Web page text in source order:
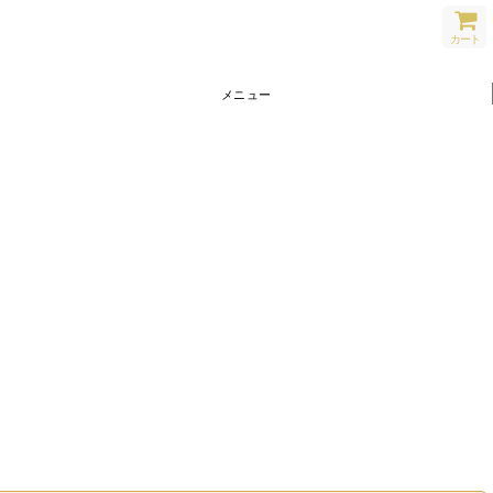
カート
メニュー